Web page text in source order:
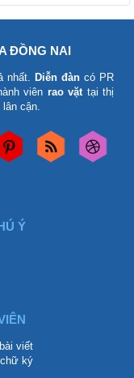
ĐỒNG NAI
nhất. Diễn đàn có PR
viên rao vặt tại thị
cận.
Ý
viết
ký